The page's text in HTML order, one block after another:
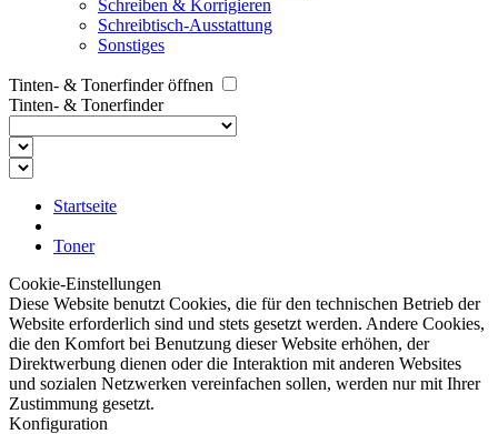
Schreiben & Korrigieren
Schreibtisch-Ausstattung
Sonstiges
Tinten- & Tonerfinder öffnen
Tinten- & Tonerfinder
Startseite
Toner
Cookie-Einstellungen
Diese Website benutzt Cookies, die für den technischen Betrieb der
Website erforderlich sind und stets gesetzt werden. Andere Cookies,
die den Komfort bei Benutzung dieser Website erhöhen, der
Direktwerbung dienen oder die Interaktion mit anderen Websites
und sozialen Netzwerken vereinfachen sollen, werden nur mit Ihrer
Zustimmung gesetzt.
Konfiguration